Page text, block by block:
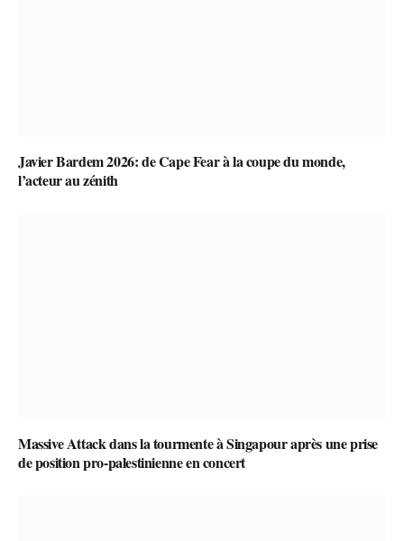
Javier Bardem 2026: de Cape Fear à la coupe du monde,
l’acteur au zénith
Massive Attack dans la tourmente à Singapour après une prise
de position pro-palestinienne en concert